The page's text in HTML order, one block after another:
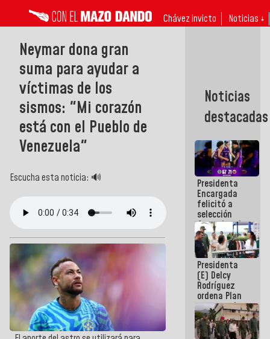
Chávez invicto Noticias ↓
Neymar dona gran
suma para ayudar a
víctimas de los
sismos: "Mi corazón
está con el Pueblo de
Venezuela"
Escucha esta noticia: 🔊
Noticias
destacadas
Presidenta
Encargada
felicitó a
selección
femenina de
baloncesto
por su
clasificación
a la
AmeriCup
2027
Presidenta
(E) Delcy
Rodríguez
ordena Plan
maestro de
desarrollo
logístico y